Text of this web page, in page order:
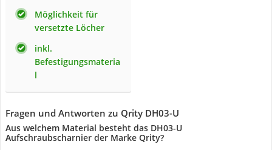
Möglichkeit für
versetzte Löcher
inkl.
Befestigungsmateria
l
Fragen und Antworten zu Qrity DH03-U
Aus welchem Material besteht das ‎DH03-U
Aufschraubscharnier der Marke Qrity?